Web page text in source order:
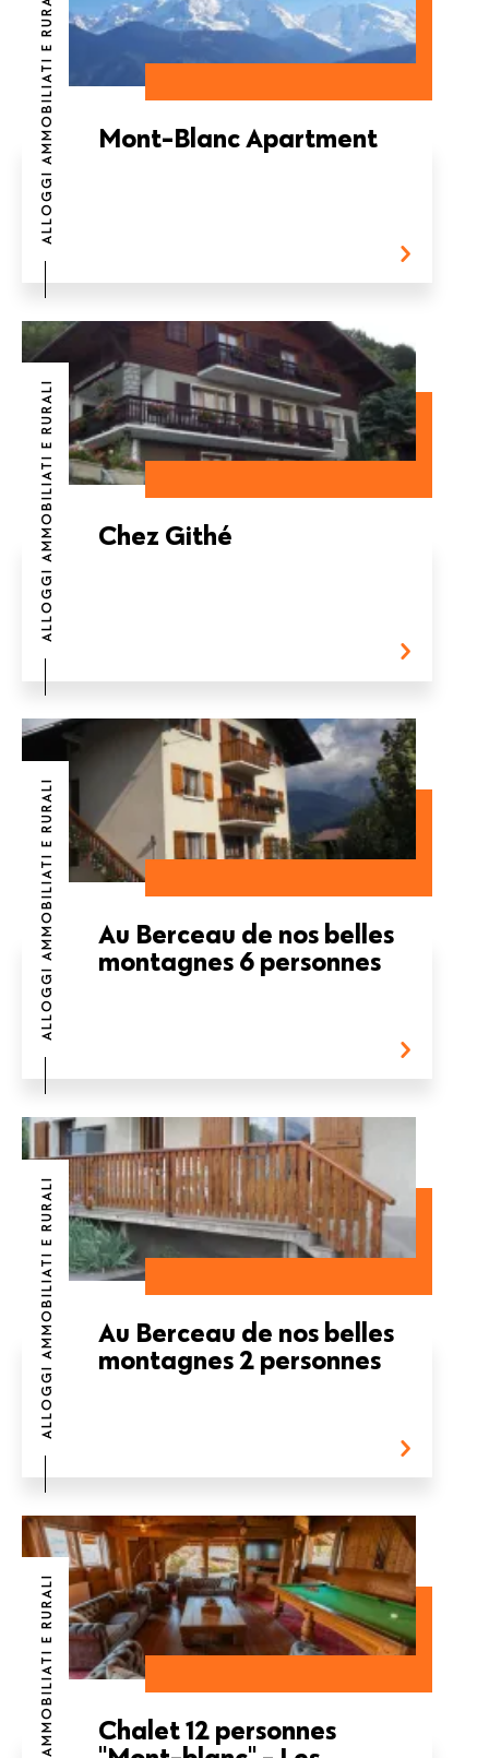
ALLOGGI AMMOBILIATI E RURALI Mont-Blanc Apartment
ALLOGGI AMMOBILIATI E RURALI Chez Githé
ALLOGGI AMMOBILIATI E RURALI
Au Berceau de nos belles
montagnes 6 personnes
ALLOGGI AMMOBILIATI E RURALI
Au Berceau de nos belles
montagnes 2 personnes
ALLOGGI AMMOBILIATI E RURALI
Chalet 12 personnes